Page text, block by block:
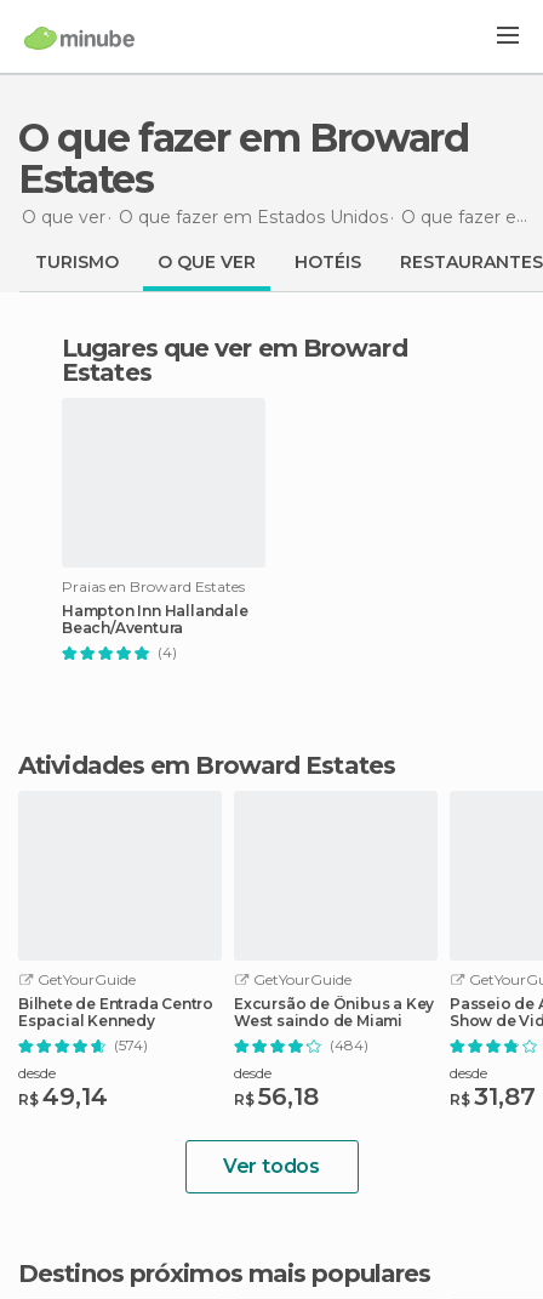
O que fazer em Broward
Estates
O que ver O que fazer em Estados Unidos O que fazer em Flórida
TURISMO O QUE VER HOTÉIS RESTAURANTES
Lugares que ver em Broward
Estates
Praias en Broward Estates
Hampton Inn Hallandale
Beach/Aventura
(4)
Atividades em Broward Estates
GetYourGuide
Bilhete de Entrada Centro
Espacial Kennedy
(574)
desde
R$ 49,14
GetYourGuide
Excursão de Ônibus a Key
West saindo de Miami
(484)
desde
R$ 56,18
Passeio de
Show de
em
desde
R$ 31,87
Ver todos
Destinos próximos mais populares